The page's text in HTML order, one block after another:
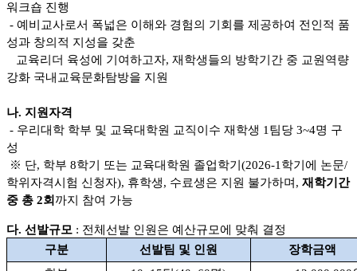
워크숍 진행
- 예비교사로서 폭넓은 이해와 경험의 기회를 제공하여 전인적 품
성과 창의적 지성을 갖춘
교육리더 육성에 기여하고자, 재학생들의 방학기간 중 교원역량
강화 국내교육문화탐방을 지원
나. 지원자격
- 우리대학 학부 및 교육대학원 교직이수 재학생 1팀당 3~4명 구
성
※ 단, 학부 8학기 또는 교육대학원 졸업학기(2026-1학기에 논문/
학위자격시험 신청자), 휴학생, 수료생은 지원 불가하며, 재학기간
중 총 2회 까지 참여 가능
다. 선발규모 : 전체선발 인원은 예산규모에 맞춰 결정
구분
선발팀 및 인원
장학금액